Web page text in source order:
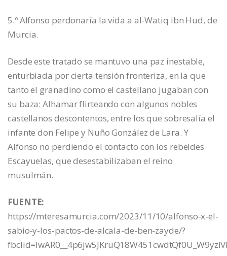
5.º Alfonso perdonaría la vida a al-Watiq ibn Hud, de
Murcia.
Desde este tratado se mantuvo una paz inestable,
enturbiada por cierta tensión fronteriza, en la que
tanto el granadino como el castellano jugaban con
su baza: Alhamar flirteando con algunos nobles
castellanos descontentos, entre los que sobresalía el
infante don Felipe y Nuño González de Lara. Y
Alfonso no perdiendo el contacto con los rebeldes
Escayuelas, que desestabilizaban el reino
musulmán.
FUENTE:
https://mteresamurcia.com/2023/11/10/alfonso-x-el-
sabio-y-los-pactos-de-alcala-de-ben-zayde/?